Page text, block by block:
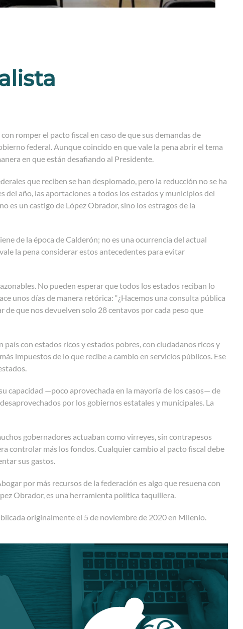
romper el pacto fiscal en caso de que sus demandas de
federal. Aunque coincido en que vale la pena abrir el tema
en que están desafiando al Presidente.
que reciben se han desplomado, pero la reducción no se ha
del año, las aportaciones a todos los estados y municipios del
es un castigo de López Obrador, sino los estragos de la
de la época de Calderón; no es una ocurrencia del actual
la pena considerar estos antecedentes para evitar
No pueden esperar que todos los estados reciban lo
unos días de manera retórica: “¿Hacemos una consulta pública
de que nos devuelven solo 28 centavos por cada peso que
con estados ricos y estados pobres, con ciudadanos ricos y
impuestos de lo que recibe a cambio en servicios públicos. Ese
capacidad —poco aprovechada en la mayoría de los casos— de
por los gobiernos estatales y municipales. La
gobernadores actuaban como virreyes, sin contrapesos
controlar más los fondos. Cualquier cambio al pacto fiscal debe
sus gastos.
por más recursos de la federación es algo que resuena con
Obrador, es una herramienta política taquillera.
originalmente el 5 de noviembre de 2020 en Milenio.